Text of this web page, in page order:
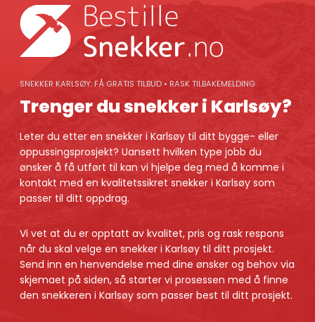
content
SNEKKER KARLSØY: FÅ GRATIS TILBUD • RASK TILBAKEMELDING
Trenger du snekker i Karlsøy?
Leter du etter en snekker i Karlsøy til ditt bygge- eller
oppussingsprosjekt? Uansett hvilken type jobb du
ønsker å få utført til kan vi hjelpe deg med å komme i
kontakt med en kvalitetssikret snekker i Karlsøy som
passer til ditt oppdrag.
Vi vet at du er opptatt av kvalitet, pris og rask respons
når du skal velge en snekker i Karlsøy til ditt prosjekt.
Send inn en henvendelse med dine ønsker og behov via
skjemaet på siden, så starter vi prosessen med å finne
den snekkeren i Karlsøy som passer best til ditt prosjekt.